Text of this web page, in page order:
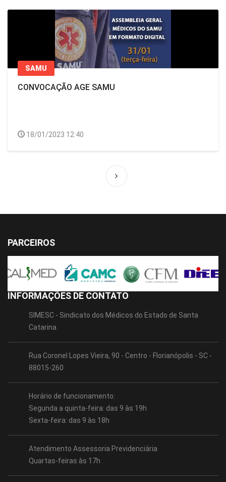
SAMU
CONVOCAÇÃO AGE SAMU
18/01/2023 12:40
PARCEIROS
INFORMAÇÕES DE CONTATO
SIMESC - Sindicato dos Médicos do Estado de Santa
Catarina
Rua Coronel Lopes Vieira, 90 - Centro - Florianópolis - SC -
88015-260
Horário de funcionamento:
Segunda a quinta-feira: das 9 às 19h
Sexta-feira: das 9 às 18h
Atendimento Assessoria Previdenciária
Quartas-feiras às 17h